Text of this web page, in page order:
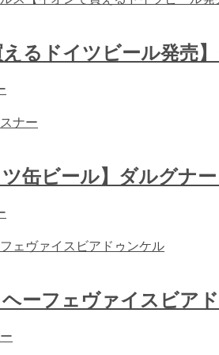
えるドイツビール発売
ツ缶ビール】ダルグナ
ーフェヴァイスビア